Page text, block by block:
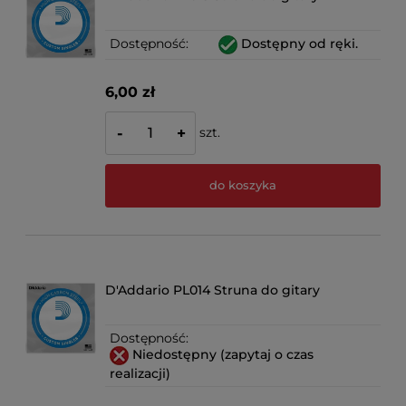
Dostępność: Dostępny od ręki.
6,00 zł
- + szt.
do koszyka
D'Addario PL014 Struna do gitary
Dostępność:
Niedostępny (zapytaj o czas
realizacji)